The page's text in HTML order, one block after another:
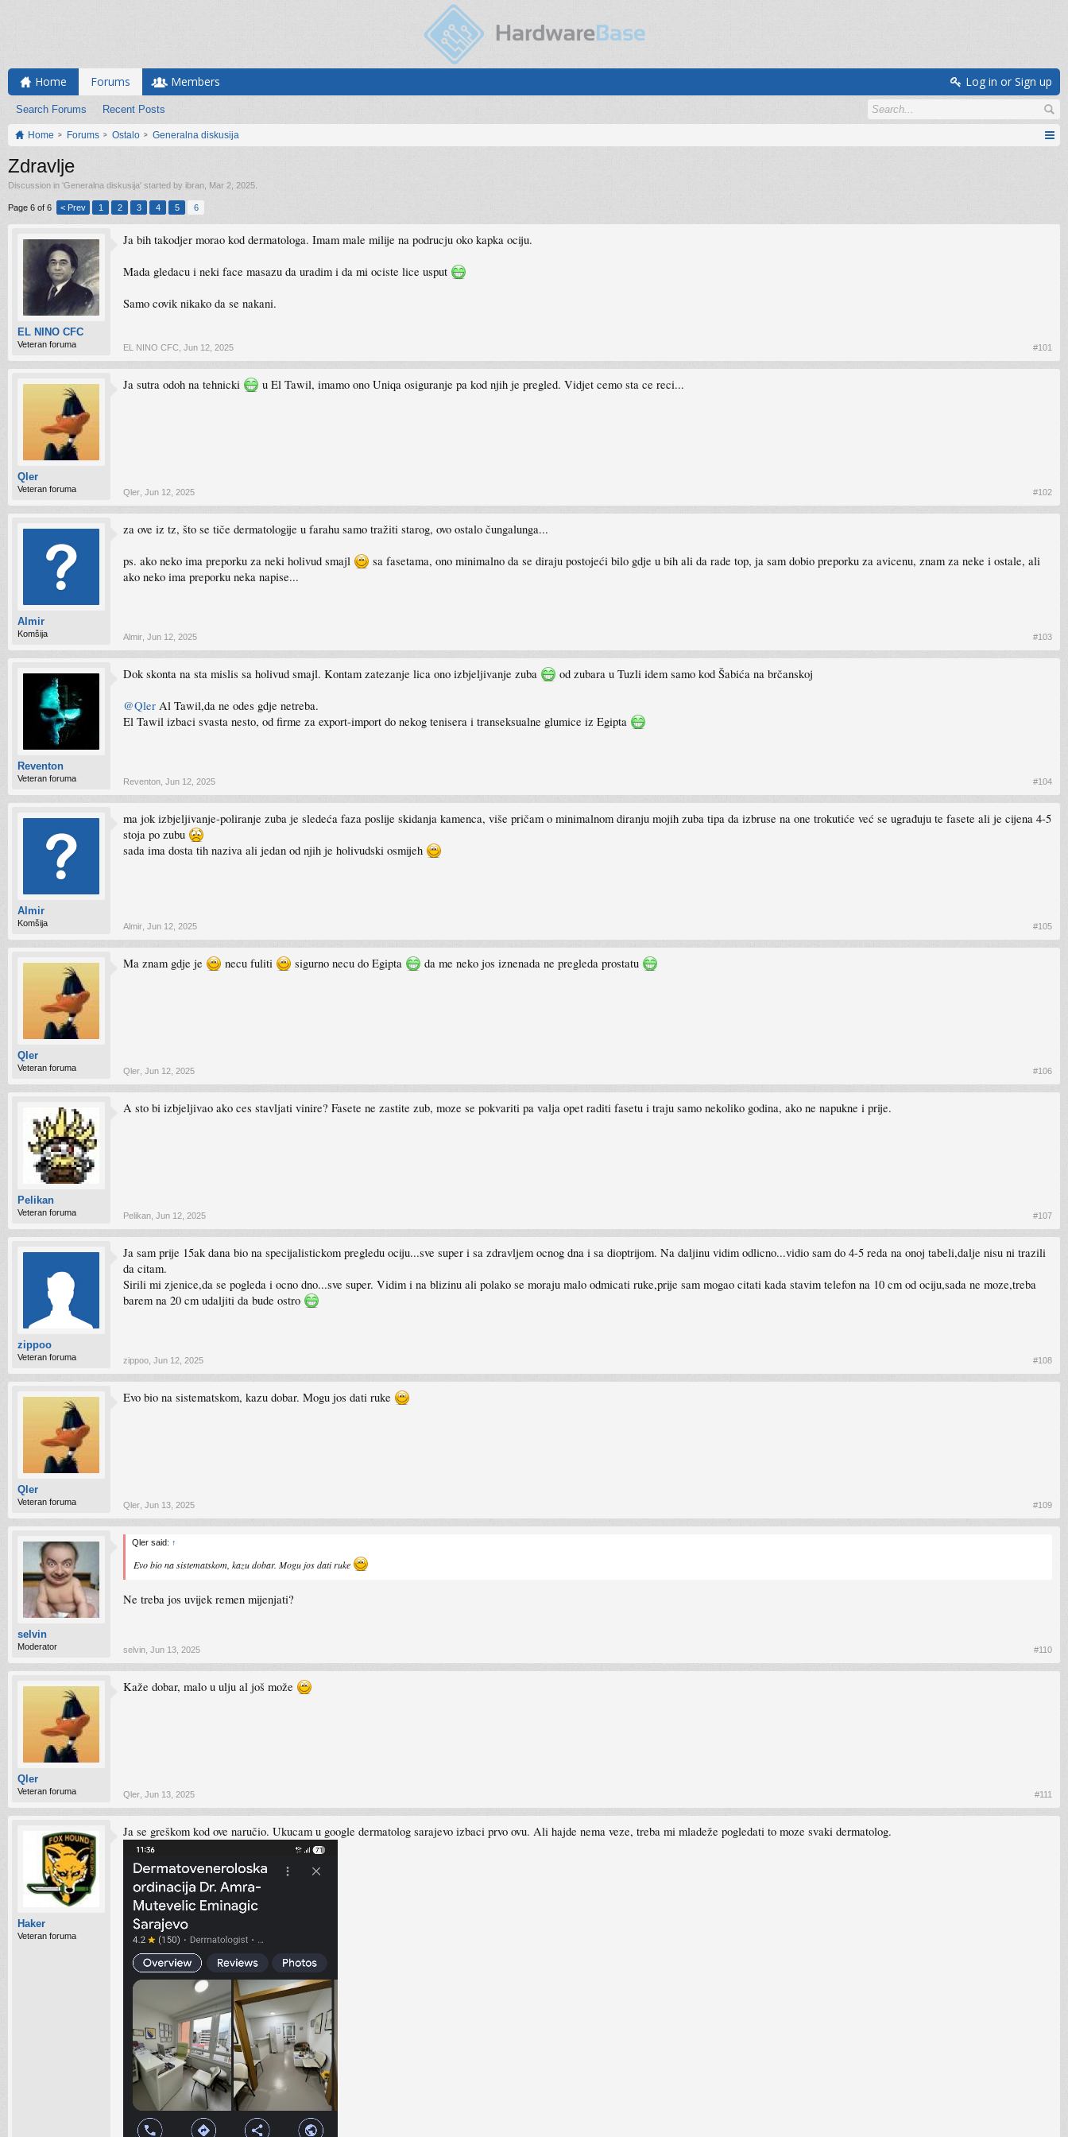
Home Forums
Search Forums Recent Posts
Members Log in or Sign up
Home Forums Ostalo Generalna diskusija
Zdravlje
Discussion in 'Generalna diskusija' started by ibran Mar 2, 2025
Page 6 of 6 < Prev 1 2 3 4 5 6
EL NINO CFC
Veteran foruma
Ja bih takodjer morao kod dermatologa. Imam male milije na podrucju oko kapka ociju.
Mada gledacu i neki face masazu da uradim i da mi ociste lice usput
Samo covik nikako da se nakani.
EL NINO CFC Jun 12, 2025 #101
Qler
Veteran foruma
Ja sutra odoh na tehnicki u El Tawil, imamo ono Uniqa osiguranje pa kod njih je pregled. Vidjet cemo sta ce reci...
Qler Jun 12, 2025 #102
Almir
Komšija
za ove iz tz, što se tiče dermatologije u farahu samo tražiti starog, ovo ostalo čungalunga...
ps. ako neko ima preporku za neki holivud smajl
sa fasetama, ono minimalno da se diraju postojeći bilo gdje u bih ali da rade top, ja sam dobio preporku za avicenu, znam za neke i ostale, ali
ako neko ima preporku neka napise...
Almir Jun 12, 2025 #103
Reventon
Veteran foruma
Dok skonta na sta mislis sa holivud smajl. Kontam zatezanje lica ono izbjeljivanje zuba od zubara u Tuzli idem samo kod Šabića na brčanskoj
@Qler Al Tawil,da ne odes gdje netreba.
El Tawil izbaci svasta nesto, od firme za export-import do nekog tenisera i transeksualne glumice iz Egipta
Reventon Jun 12, 2025 #104
Almir
Komšija
ma jok izbjeljivanje-poliranje zuba je sledeća faza poslije skidanja kamenca, više pričam o minimalnom diranju mojih zuba tipa da izbruse na one trokutiće već se ugrađuju te fasete ali je cijena 4-5
stoja po zubu
sada ima dosta tih naziva ali jedan od njih je holivudski osmijeh
Almir Jun 12, 2025 #105
Qler
Veteran foruma
Ma znam gdje je necu fuliti sigurno necu do Egipta da me neko jos iznenada ne pregleda prostatu
Qler Jun 12, 2025 #106
Pelikan
Veteran foruma
A sto bi izbjeljivao ako ces stavljati vinire? Fasete ne zastite zub, moze se pokvariti pa valja opet raditi fasetu i traju samo nekoliko godina, ako ne napukne i prije.
Pelikan Jun 12, 2025 #107
zippoo
Veteran foruma
Ja sam prije 15ak dana bio na specijalistickom pregledu ociju...sve super i sa zdravljem ocnog dna i sa dioptrijom. Na daljinu vidim odlicno...vidio sam do 4-5 reda na onoj tabeli,dalje nisu ni trazili
da citam.
Sirili mi zjenice,da se pogleda i ocno dno...sve super. Vidim i na blizinu ali polako se moraju malo odmicati ruke,prije sam mogao citati kada stavim telefon na 10 cm od ociju,sada ne moze,treba
barem na 20 cm udaljiti da bude ostro
zippoo Jun 12, 2025 #108
Qler
Veteran foruma
Evo bio na sistematskom, kazu dobar. Mogu jos dati ruke
Qler Jun 13, 2025 #109
selvin
Moderator
Qler said: ↑
Evo bio na sistematskom, kazu dobar. Mogu jos dati ruke
Ne treba jos uvijek remen mijenjati?
selvin Jun 13, 2025 #110
Qler
Veteran foruma
Kaže dobar, malo u ulju al još može
Qler Jun 13, 2025 #111
Haker
Veteran foruma
Ja se greškom kod ove naručio. Ukucam u google dermatolog sarajevo izbaci prvo ovu. Ali hajde nema veze, treba mi mladeže pogledati to moze svaki dermatolog.